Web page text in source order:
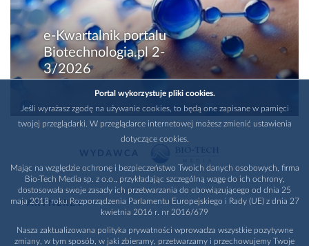
e-Kwartalnik portalu
Biotechnologia.pl 2-
3/2026
PARTNERZY
Portal wykorzystuje pliki cookies.
Jeśli wyrażasz zgodę na używanie cookies, to będą one zapisane w pamięci
twojej przeglądarki. W przeglądarce internetowej możesz zmienić ustawienia
dotyczące cookies.
Mając na względzie ochronę i bezpieczeństwo Twoich danych osobowych, firma
Bio-Tech Media sp. z o.o., przykładając szczególną wagę do ich ochrony,
dostosowała swoje zasady ich przetwarzania do obowiązującego od dnia 25
maja 2018 roku Rozporządzenia Parlamentu Europejskiego i Rady (UE) z dnia 27
kwietnia 2016 r. nr 2016/679
Nasza zaktualizowana polityka prywatności wprowadza wszystkie pozytywne
zmiany, w tym sposób, w jaki zbieramy, przetwarzamy i przechowujemy Twoje